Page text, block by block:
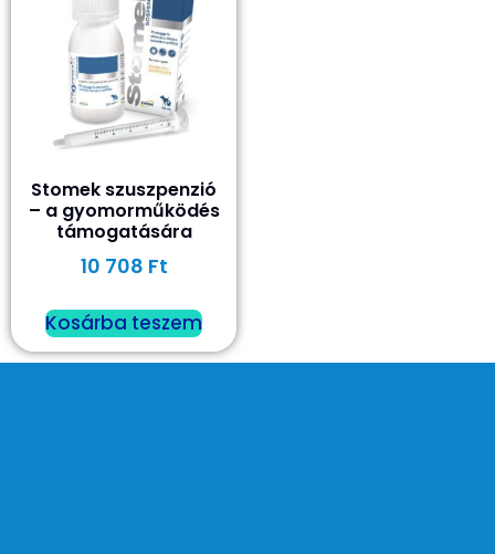
Stomek szuszpenzió
– a gyomorműködés
támogatására
10 708 Ft
Kosárba teszem